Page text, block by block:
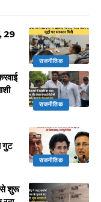
राजनीतिक
29
राजनीतिक
राजनीतिक
गुट
से शुरू